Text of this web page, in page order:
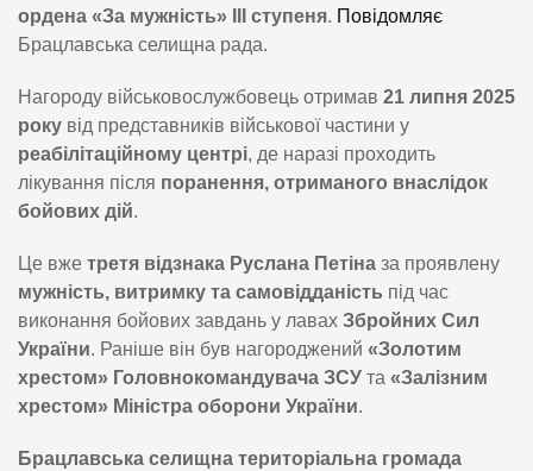
ордена «За мужність» III ступеня. Повідомляє
Брацлавська селищна рада.
Нагороду військовослужбовець отримав 21 липня 2025
року від представників військової частини у
реабілітаційному центрі, де наразі проходить
лікування після поранення, отриманого внаслідок
бойових дій.
Це вже третя відзнака Руслана Петіна за проявлену
мужність, витримку та самовідданість під час
виконання бойових завдань у лавах Збройних Сил
України. Раніше він був нагороджений «Золотим
хрестом» Головнокомандувача ЗСУ та «Залізним
хрестом» Міністра оборони України.
Брацлавська селищна територіальна громада